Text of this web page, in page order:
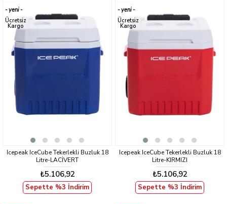
Icepeak IceCube Tekerlekli Buzluk 18
Litre-LACİVERT
₺5.106,92
Sepette %3 İndirim
yeni
ürün
Ücretsiz
Kargo
Icepeak IceCube Tekerlekli Buzluk 18
Litre-KIRMIZI
₺5.106,92
Sepette %3 İndirim
yeni
ürün
Ücretsiz
Kargo